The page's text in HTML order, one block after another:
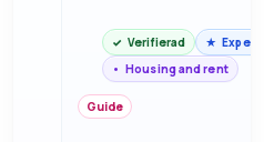
Verifierad
Expert
Housing and rent
Guide